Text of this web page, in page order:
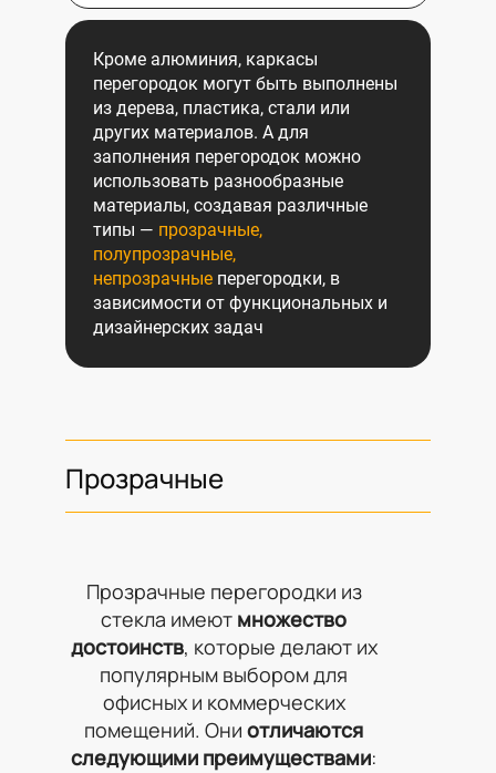
Кроме алюминия, каркасы
перегородок могут быть выполнены
из дерева, пластика, стали или
других материалов. А для
заполнения перегородок можно
использовать разнообразные
материалы, создавая различные
типы — прозрачные,
полупрозрачные,
непрозрачные перегородки, в
зависимости от функциональных и
дизайнерских задач
Прозрачные
Прозрачные перегородки из
стекла имеют множество
достоинств, которые делают их
популярным выбором для
офисных и коммерческих
помещений. Они отличаются
следующими преимуществами: